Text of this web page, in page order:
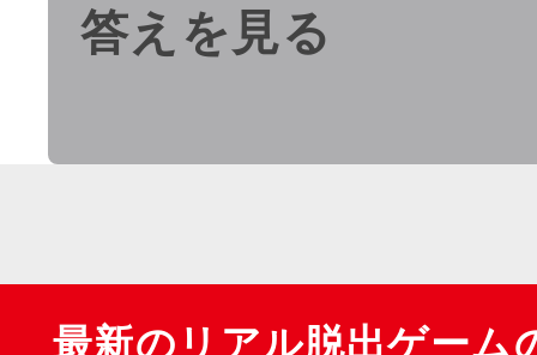
答えを見る
最新のリアル脱出ゲーム